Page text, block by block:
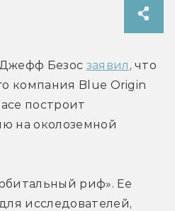
Безос заявил , что
компания Blue Origin
построит
на околоземной
риф». Ее
исследователей,